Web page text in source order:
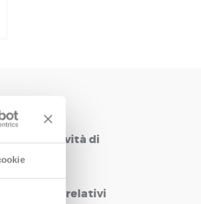
le attività di
i dati relativi